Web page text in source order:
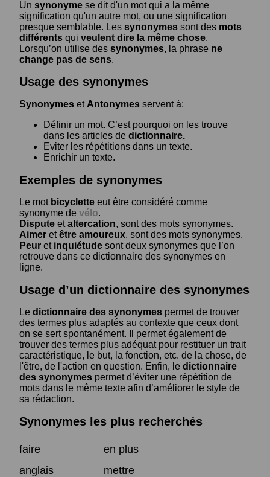
Un synonyme se dit d'un mot qui a la même
signification qu'un autre mot, ou une signification
presque semblable. Les synonymes sont des mots
différents qui veulent dire la même chose.
Lorsqu’on utilise des synonymes, la phrase ne
change pas de sens.
Usage des synonymes
Synonymes et Antonymes servent à:
Définir un mot. C’est pourquoi on les trouve
dans les articles de dictionnaire.
Eviter les répétitions dans un texte.
Enrichir un texte.
Exemples de synonymes
Le mot bicyclette eut être considéré comme
synonyme de vélo.
Dispute etaltercation, sont des mots synonymes.
Aimer etêtre amoureux, sont des mots synonymes.
Peur et inquiétude sont deux synonymes que l’on
retrouve dans ce dictionnaire des synonymes en
ligne.
Usage d’un dictionnaire des synonymes
Le dictionnaire des synonymes permet de trouver
des termes plus adaptés au contexte que ceux dont
on se sert spontanément. Il permet également de
trouver des termes plus adéquat pour restituer un trait
caractéristique, le but, la fonction, etc. de la chose, de
l'être, de l'action en question. Enfin, le dictionnaire
des synonymes permet d’éviter une répétition de
mots dans le même texte afin d’améliorer le style de
sa rédaction.
Synonymes les plus recherchés
faire
en plus
anglais
mettre